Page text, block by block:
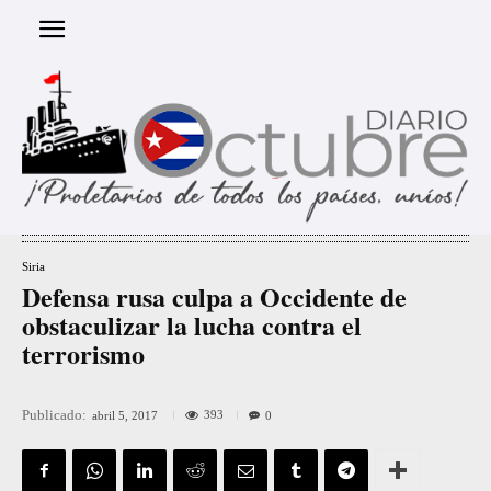
Siria
Defensa rusa culpa a Occidente de
obstaculizar la lucha contra el
terrorismo
Publicado: abril 5, 2017 393 0